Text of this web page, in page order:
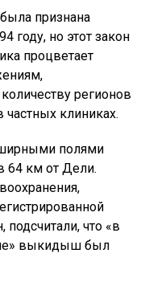
следующая
был заключен с
три года она
беременности
и
мальчика.
из ее семьи не
Вернуться
видеть
«Она отказалась
девочку за
позаботиться? »